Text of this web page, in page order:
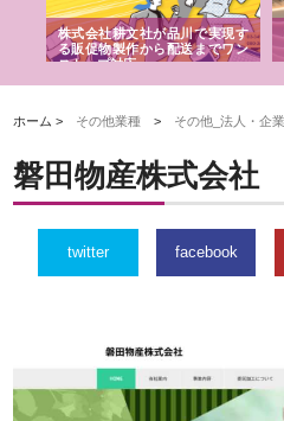
株式会社耕文社が品川で実現す
る販促物製作から配送までワン
ストップ対応
ホーム > その他業種 > その他_法人・企業
磐田物産株式会社
twitter facebook